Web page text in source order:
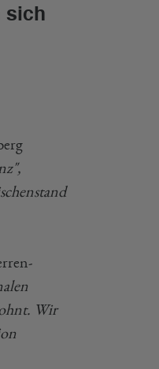
sich
Wir